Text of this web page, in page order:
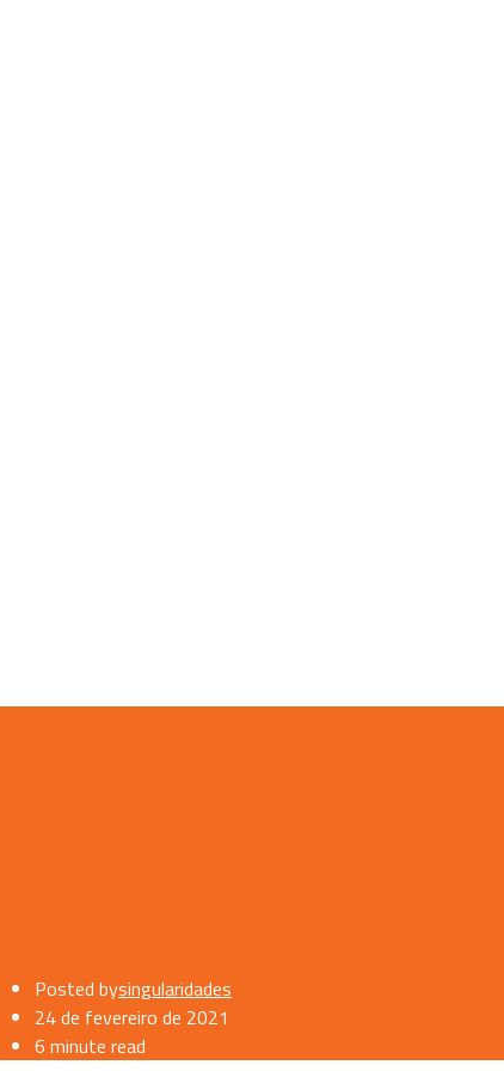
Posted bysingularidades
24 de fevereiro de 2021
6 minute read